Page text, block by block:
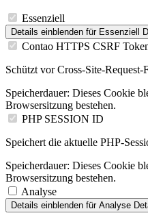
Essenziell
Details einblenden für Essenziell
Contao HTTPS CSRF
Schützt vor Cross-Site-
Speicherdauer: Dieses Cookie
Browsersitzung bestehen.
PHP SESSION ID
Speichert die aktuelle PHP-
Speicherdauer: Dieses Cookie
Browsersitzung bestehen.
Analyse
Details einblenden für Analyse